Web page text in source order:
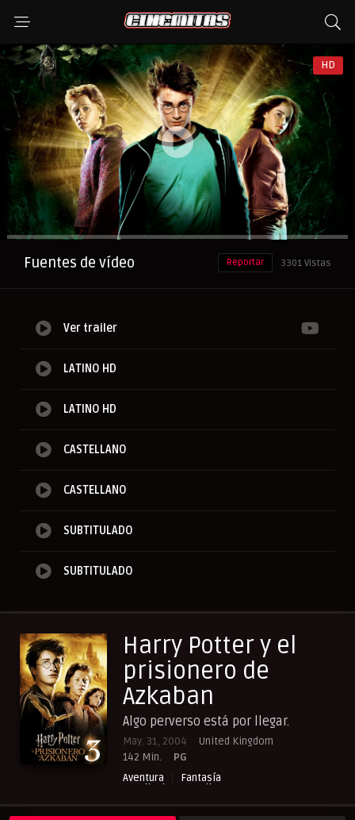
HD
Anuncio
Fuentes de vídeo 3301 Vistas
Reportar
Ver trailer
LATINO HD
LATINO HD
CASTELLANO
CASTELLANO
SUBTITULADO
SUBTITULADO
Harry Potter y el
prisionero de
Azkaban
Algo perverso está por llegar.
May. 31, 2004
United Kingdom
142 Min.
PG
Aventura
Fantasía
Peliculas Castellano
Peliculas Subtituladas
RepelisHD.TV